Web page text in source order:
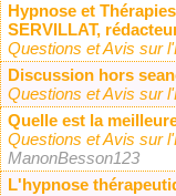
Hypnose et
SERVILLAT,
Questions et Avis sur
Discussion hors
Questions et Avis sur
Quelle est la
Questions et Avis sur
ManonBesson123
L'hypnose